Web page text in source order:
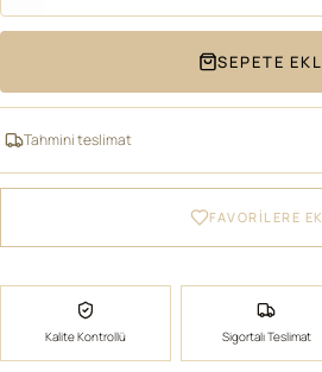
SEPETE
Tahmini teslimat
FAVORİLERE
Kalite Kontrollü Sigortalı Teslimat